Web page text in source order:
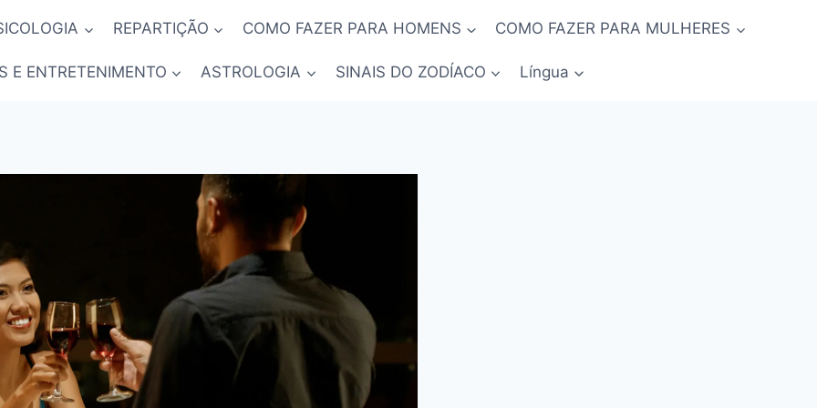
REPARTIÇÃO COMO FAZER PARA HOMENS COMO FAZER PARA MULHERES
E ENTRETENIMENTO ASTROLOGIA SINAIS DO ZODÍACO Língua